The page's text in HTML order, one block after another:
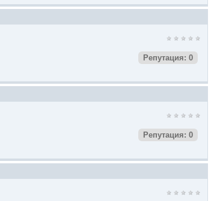
Репутация: 0
Репутация: 0